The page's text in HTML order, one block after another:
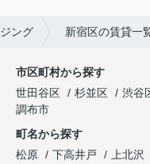
ング 新宿区の賃貸一
市区町村から探す
世田谷区
杉並区 渋谷
調布市
町名から探す
松原
下高井戸 上北沢